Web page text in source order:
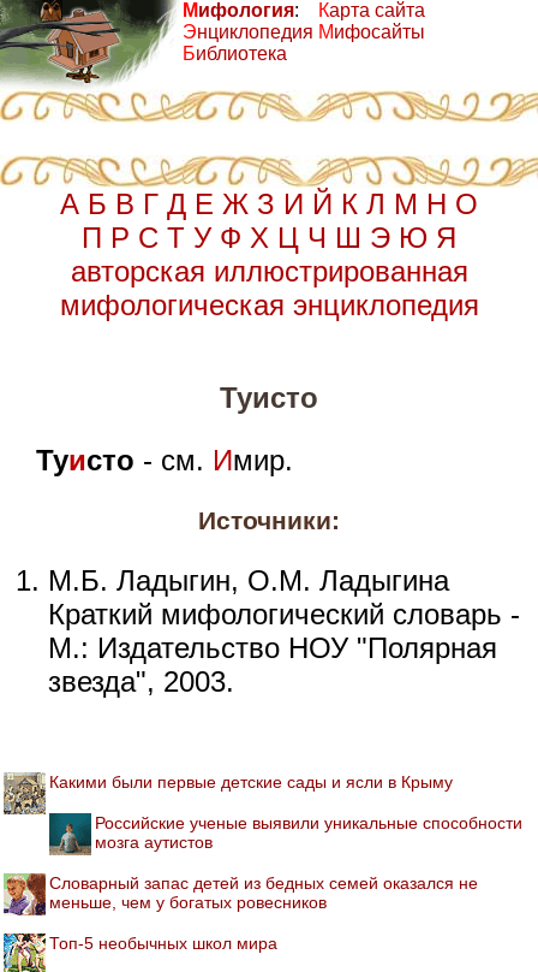
Мифология:
Энциклопедия
Библиотека
Карта сайта
Мифосайты
А Б В Г Д Е Ж З И Й К Л М Н О
П Р С Т У Ф Х Ц Ч Ш Э Ю Я
авторская иллюстрированная
мифологическая энциклопедия
Туисто
Туисто - см. Имир.
Источники:
М.Б. Ладыгин, О.М. Ладыгина
Краткий мифологический словарь -
М.: Издательство НОУ "Полярная
звезда", 2003.
Какими были первые детские сады и ясли в Крыму
Российские ученые выявили уникальные способности
мозга аутистов
Словарный запас детей из бедных семей оказался не
меньше, чем у богатых ровесников
Топ-5 необычных школ мира